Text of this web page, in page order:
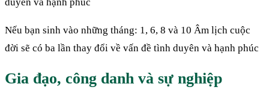
Nếu bạn sinh vào những tháng: 1, 6, 8 và 10 Âm lịch cuộc
đời sẽ có ba lần thay đổi về vấn đề tình duyên và hạnh phúc
Gia đạo, công danh và sự nghiệp